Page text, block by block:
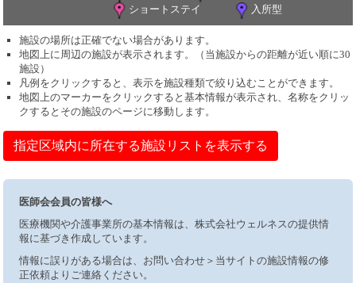
ショートステイ
入所型
施設の場所は正確でない場合があります。
地図上に周辺の施設が表示されます。（当施設からの距離が近い順に30
施設）
凡例をクリックすると、表示を施設種類で絞り込むことができます。
地図上のマーカーをクリックすると基本情報が表示され、名称をクリッ
クするとその施設のページに移動します。
指定区域内に所在する施設リストを表示する
医師会会員の皆様へ
医療機関や介護事業所の基本情報は、株式会社ウェルネスの提供情
報に基づき作成しています。
情報に誤りがある場合は、お問い合わせ＞当サイトの施設情報の修
正依頼よりご連絡ください。